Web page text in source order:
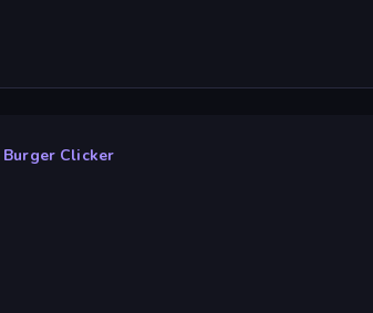
Burger Clicker